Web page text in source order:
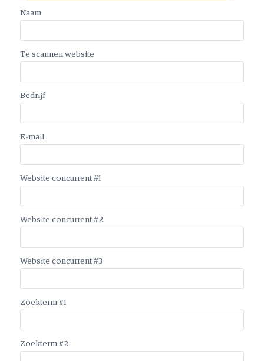
Naam
Te scannen website
Bedrijf
E-mail
Website concurrent #1
Website concurrent #2
Website concurrent #3
Zoekterm #1
Zoekterm #2